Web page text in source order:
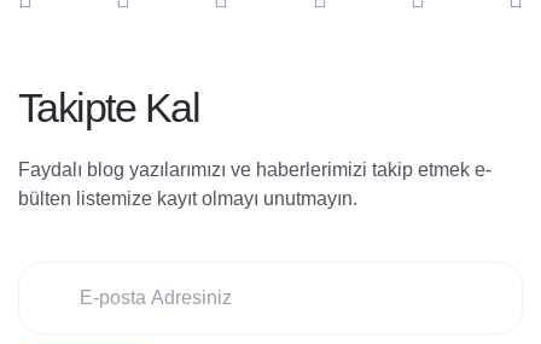
Takipte Kal
Faydalı blog yazılarımızı ve haberlerimizi takip etmek e-
bülten listemize kayıt olmayı unutmayın.